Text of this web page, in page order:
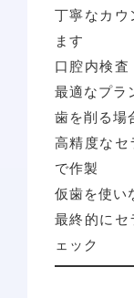
丁寧なカウ
ます
口腔内検査
最適なプラ
歯を削る場
高精度なセ
で作製
仮歯を使い
最終的にセ
ェック